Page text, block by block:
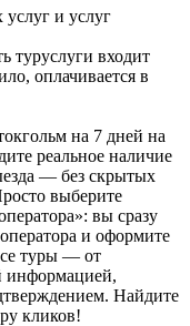
и услуг
туруслуги входит
оплачивается в
на 7 дней на
реальное наличие
— без скрытых
выберите
вы сразу
и оформите
туры — от
информацией,
Найдите
кликов!